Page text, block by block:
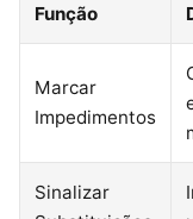
Função
Marcar
Impedimentos
Sinalizar